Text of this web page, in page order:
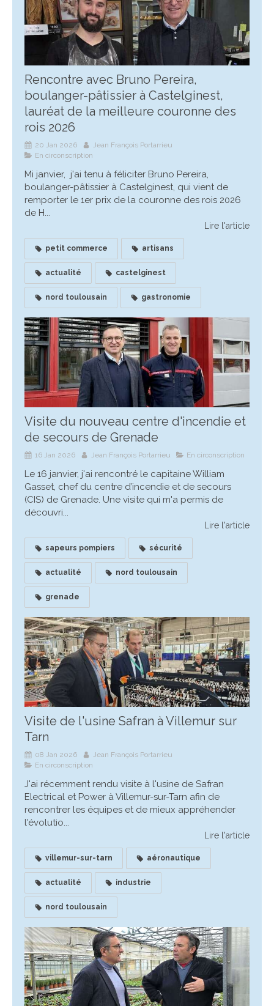
Rencontre avec Bruno Pereira,
boulanger-pâtissier à Castelginest,
lauréat de la meilleure couronne des
rois 2026
20 Jan 2026
Jean François Portarrieu
En circonscription
Mi janvier, j'ai tenu à féliciter Bruno Pereira,
boulanger-pâtissier à Castelginest, qui vient de
remporter le 1er prix de la couronne des rois 2026
de H...
Lire l'article
petit commerce artisans
actualité castelginest
nord toulousain gastronomie
Visite du nouveau centre d'incendie et
de secours de Grenade
16 Jan 2026 Jean François Portarrieu En circonscription
Le 16 janvier, j'ai rencontré le capitaine William
Gasset, chef du centre d’incendie et de secours
(CIS) de Grenade. Une visite qui m'a permis de
découvri...
Lire l'article
sapeurs pompiers sécurité
actualité nord toulousain
grenade
Visite de l'usine Safran à Villemur sur
Tarn
08 Jan 2026
Jean François Portarrieu
En circonscription
J'ai récemment rendu visite à l'usine de Safran
Electrical et Power à Villemur-sur-Tarn afin de
rencontrer les équipes et de mieux appréhender
l'évolutio...
Lire l'article
villemur-sur-tarn aéronautique
actualité industrie
nord toulousain